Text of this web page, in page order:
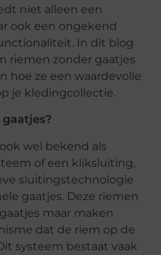
niet alleen een
ook een ongekend
In dit blog
riemen zonder gaatjes
hoe ze een waardevolle
je kledingcollectie.
wel bekend als
of een kliksluiting,
sluitingstechnologie
gaatjes. Deze riemen
maar maken
dat de riem op de
systeem bestaat vaak